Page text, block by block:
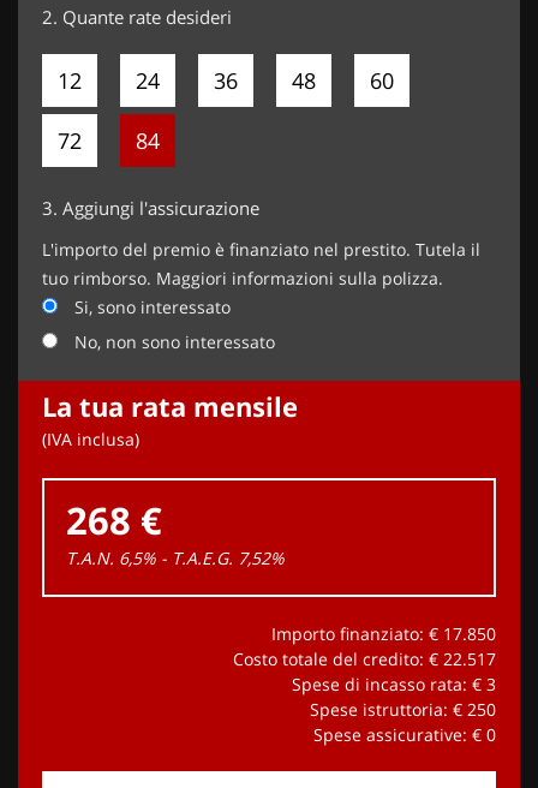
2. Quante rate desideri
12 24 36 48 60
72 84
3. Aggiungi l'assicurazione
L'importo del premio è finanziato nel prestito. Tutela il
tuo rimborso. Maggiori informazioni sulla polizza.
Si, sono interessato
No, non sono interessato
La tua rata mensile
(IVA inclusa)
268 €
T.A.N. 6,5% - T.A.E.G. 7,52%
Importo finanziato: € 17.850
Costo totale del credito: € 22.517
Spese di incasso rata: € 3
Spese istruttoria: € 250
Spese assicurative: € 0